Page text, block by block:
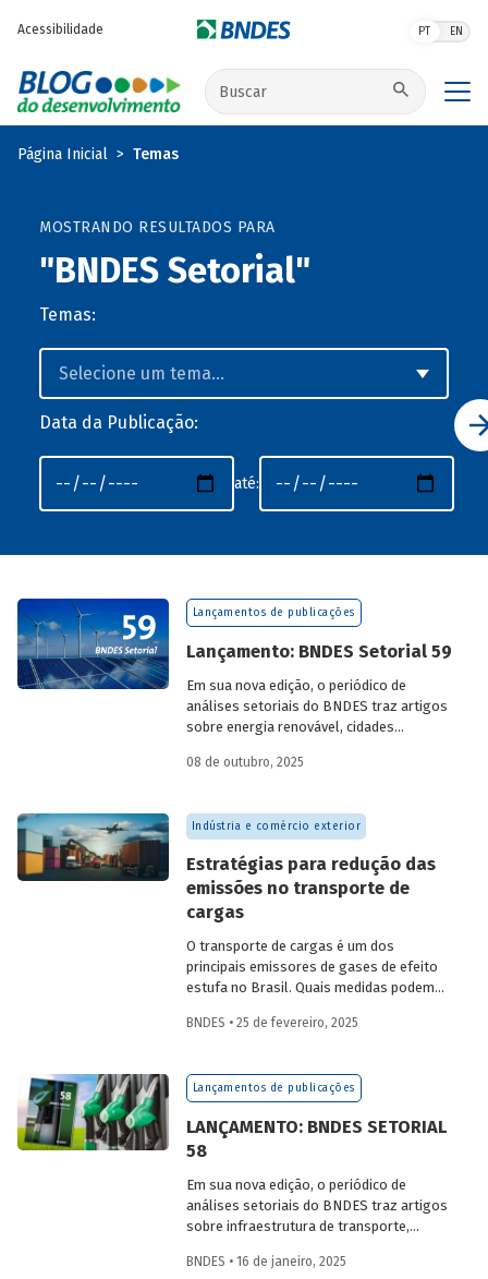
Acessibilidade PT EN
Buscar no site
Página Inicial Temas
MOSTRANDO RESULTADOS PARA
"BNDES Setorial"
Temas:
Data da Publicação:
até:
Lançamentos de publicações
Lançamento: BNDES Setorial 59
Em sua nova edição, o periódico de
análises setoriais do BNDES traz artigos
sobre energia renovável, cidades
urbanos (RSU) e exportação.
08 de outubro, 2025
Indústria e comércio exterior
Estratégias para redução das
emissões no transporte de
cargas
O transporte de cargas é um dos
principais emissores de gases de efeito
estufa no Brasil. Quais medidas podem
ambiental? Confira as estratégias que
BNDES • 25 de fevereiro, 2025
Lançamentos de publicações
LANÇAMENTO: BNDES SETORIAL
58
Em sua nova edição, o periódico de
análises setoriais do BNDES traz artigos
sobre infraestrutura de transporte,
sustentáveis, mercado de aeronaves,
BNDES • 16 de janeiro, 2025